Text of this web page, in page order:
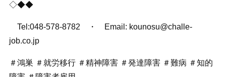
◇◆◆
Tel:048-578-8782 ・ Email: kounosu@challe-
job.co.jp
＃鴻巣 ＃就労移行 ＃精神障害 ＃発達障害 ＃難病 ＃知的